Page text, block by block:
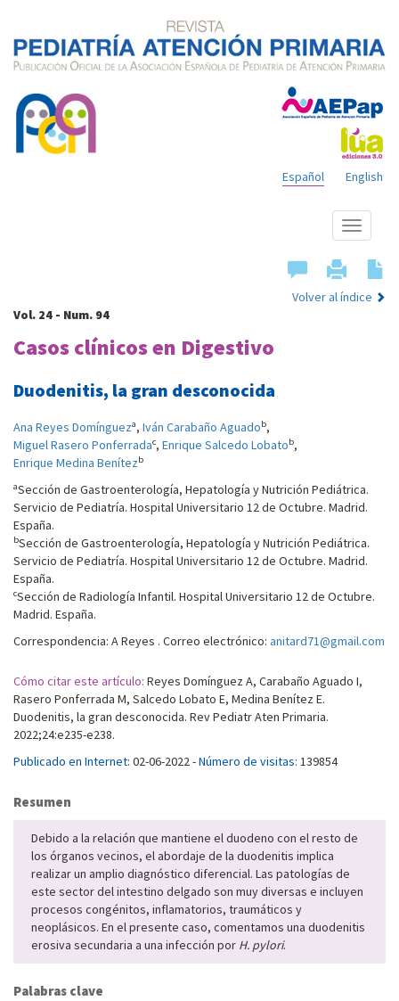
English
Español
Mostrar
menú
Volver al índice
Vol. 24 - Num. 94
Casos clínicos en Digestivo
Duodenitis, la gran desconocida
Ana Reyes Domíngueza, Iván Carabaño Aguadob,
Miguel Rasero Ponferradac, Enrique Salcedo Lobatob,
Enrique Medina Benítezb
aSección de Gastroenterología, Hepatología y Nutrición Pediátrica.
Servicio de Pediatría. Hospital Universitario 12 de Octubre. Madrid.
España.
bSección de Gastroenterología, Hepatología y Nutrición Pediátrica.
Servicio de Pediatría. Hospital Universitario 12 de Octubre. Madrid.
España.
cSección de Radiología Infantil. Hospital Universitario 12 de Octubre.
Madrid. España.
Correspondencia: A Reyes . Correo electrónico: anitard71@gmail.com
Cómo citar este artículo: Reyes Domínguez A, Carabaño Aguado I,
Rasero Ponferrada M, Salcedo Lobato E, Medina Benítez E.
Duodenitis, la gran desconocida. Rev Pediatr Aten Primaria.
2022;24:e235-e238.
Publicado en Internet: 02-06-2022 -Número de visitas: 139854
Resumen
Debido a la relación que mantiene el duodeno con el resto de
los órganos vecinos, el abordaje de la duodenitis implica
realizar un amplio diagnóstico diferencial. Las patologías de
este sector del intestino delgado son muy diversas e incluyen
procesos congénitos, inflamatorios, traumáticos y
neoplásicos. En el presente caso, comentamos una duodenitis
erosiva secundaria a una infección por H. pylori.
Palabras clave